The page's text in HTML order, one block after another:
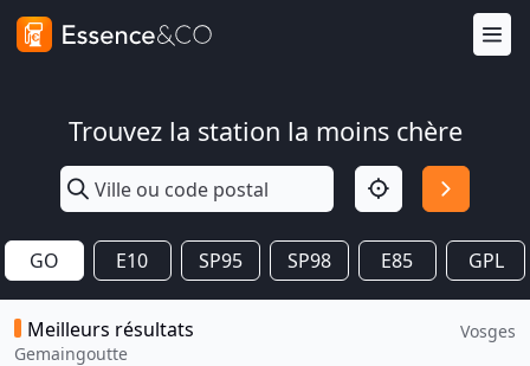
Trouvez la station la moins chère
GO E10 SP95 SP98 E85 GPL
Meilleurs résultats
Gemaingoutte
Vosges